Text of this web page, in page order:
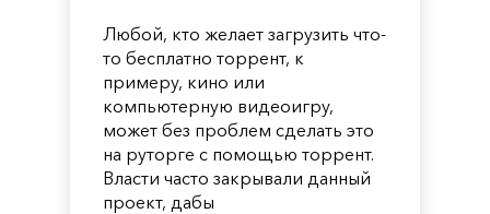
Любой, кто желает загрузить что-
то бесплатно торрент, к
примеру, кино или
компьютерную видеоигру,
может без проблем сделать это
на руторге с помощью торрент.
Власти часто закрывали данный
проект, дабы